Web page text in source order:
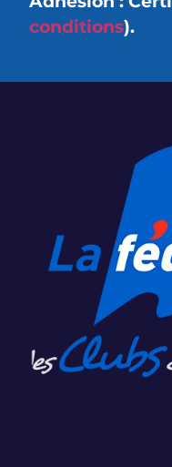
conditions).